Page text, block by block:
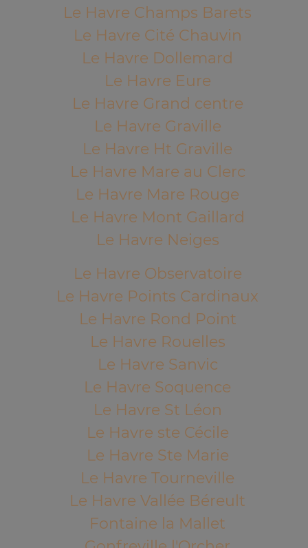
Le Havre Champs Barets
Le Havre Cité Chauvin
Le Havre Dollemard
Le Havre Eure
Le Havre Grand centre
Le Havre Graville
Le Havre Ht Graville
Le Havre Mare au Clerc
Le Havre Mare Rouge
Le Havre Mont Gaillard
Le Havre Neiges
Le Havre Observatoire
Le Havre Points Cardinaux
Le Havre Rond Point
Le Havre Rouelles
Le Havre Sanvic
Le Havre Soquence
Le Havre St Léon
Le Havre ste Cécile
Le Havre Ste Marie
Le Havre Tourneville
Le Havre Vallée Béreult
Fontaine la Mallet